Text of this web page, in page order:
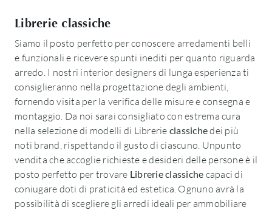
Librerie classiche
Siamo il posto perfetto per conoscere arredamenti belli
e funzionali e ricevere spunti inediti per quanto riguarda
arredo. I nostri interior designers di lunga esperienza ti
consiglieranno nella progettazione degli ambienti,
fornendo visita per la verifica delle misure e consegna e
montaggio. Da noi sarai consigliato con estrema cura
nella selezione di modelli di Librerie classichedei più
noti brand, rispettando il gusto di ciascuno. Unpunto
vendita che accoglie richieste e desideri delle persone è il
posto perfetto per trovare Librerie classiche capaci di
coniugare doti di praticità ed estetica. Ognuno avrà la
possibilità di scegliere gli arredi ideali per ammobiliare